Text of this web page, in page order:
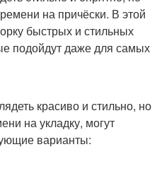
на причёски. В этой
быстрых и стильных
подойдут даже для самых
красиво и стильно, но
на укладку, могут
варианты: